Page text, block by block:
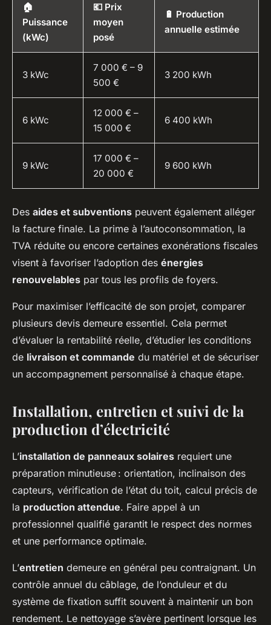
🏠
Puissance
(kWc)
💶 Prix
moyen
posé
🔋 Production
annuelle estimée
3 kWc
7 000 € – 9
500 €
3 200 kWh
6 kWc
12 000 € –
15 000 €
6 400 kWh
9 kWc
17 000 € –
20 000 €
9 600 kWh
Des aides et subventions peuvent également alléger
la facture finale. La prime à l’autoconsommation, la
TVA réduite ou encore certaines exonérations fiscales
visent à favoriser l’adoption des énergies
renouvelables par tous les profils de foyers.
Pour maximiser l’efficacité de son projet, comparer
plusieurs devis demeure essentiel. Cela permet
d’évaluer la rentabilité réelle, d’étudier les conditions
de livraison et commande du matériel et de sécuriser
un accompagnement personnalisé à chaque étape.
Installation, entretien et suivi de la
production d’électricité
L’installation de panneaux solaires requiert une
préparation minutieuse : orientation, inclinaison des
capteurs, vérification de l’état du toit, calcul précis de
la production attendue. Faire appel à un
professionnel qualifié garantit le respect des normes
et une performance optimale.
L’entretien demeure en général peu contraignant. Un
contrôle annuel du câblage, de l’onduleur et du
système de fixation suffit souvent à maintenir un bon
rendement. Le nettoyage s’avère pertinent lorsque les